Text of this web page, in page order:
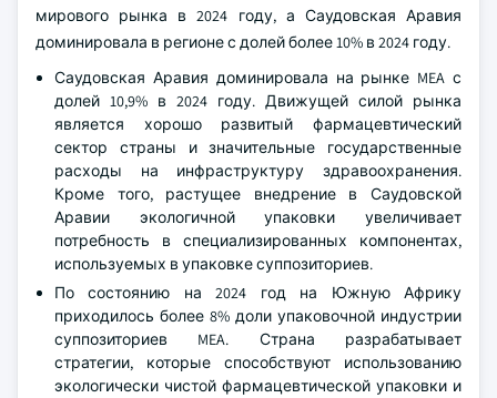
мирового рынка в 2024 году, а Саудовская Аравия
доминировала в регионе с долей более 10% в 2024 году.
Саудовская Аравия доминировала на рынке MEA с
долей 10,9% в 2024 году. Движущей силой рынка
является хорошо развитый фармацевтический
сектор страны и значительные государственные
расходы на инфраструктуру здравоохранения.
Кроме того, растущее внедрение в Саудовской
Аравии экологичной упаковки увеличивает
потребность в специализированных компонентах,
используемых в упаковке суппозиториев.
По состоянию на 2024 год на Южную Африку
приходилось более 8% доли упаковочной индустрии
суппозиториев MEA. Страна разрабатывает
стратегии, которые способствуют использованию
экологически чистой фармацевтической упаковки и